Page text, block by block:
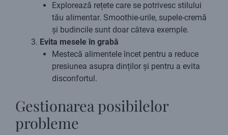
Explorează rețete care se potrivesc stilului
tău alimentar. Smoothie-urile, supele-cremă
și budincile sunt doar câteva exemple.
Evita mesele în grabă
Mestecă alimentele încet pentru a reduce
presiunea asupra dinților și pentru a evita
disconfortul.
Gestionarea posibilelor
probleme